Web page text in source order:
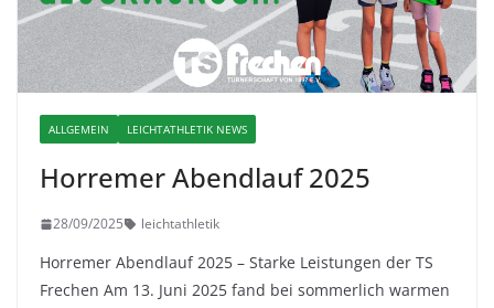
ALLGEMEIN LEICHTATHLETIK NEWS
Horremer Abendlauf 2025
28/09/2025 leichtathletik
Horremer Abendlauf 2025 – Starke Leistungen der TS
Frechen Am 13. Juni 2025 fand bei sommerlich warmen